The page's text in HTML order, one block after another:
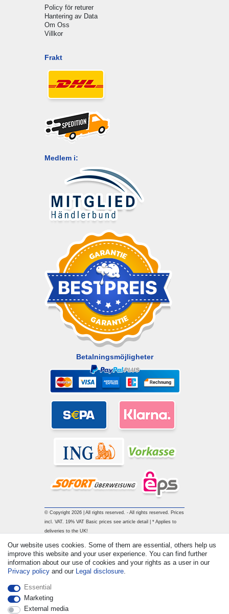
Policy för returer
Hantering av Data
Om Oss
Villkor
Frakt
Medlem i:
Betalningsmöjligheter
© Copyright 2026 | All rights reserved. - All rights reserved. Prices
incl. VAT. 19% VAT Basic prices see article detail | * Applies to
deliveries to the UK!
Our website uses cookies. Some of them are essential, others help us
improve this website and your user experience. You can find further
information about our use of cookies and your rights as a user in our
Privacy policy and our Legal disclosure.
Essential
Marketing
External media
Withdraw from contract here Contact